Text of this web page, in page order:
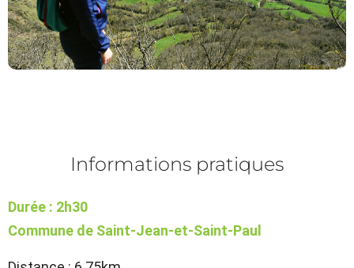
Informations pratiques
Durée : 2h30
Commune de Saint-Jean-et-Saint-Paul